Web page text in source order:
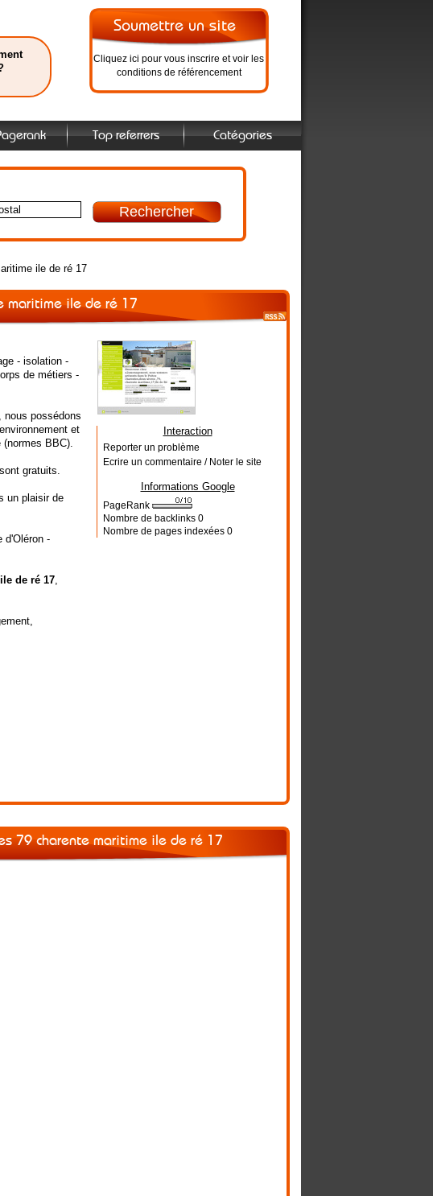
Cliquez ici pour vous inscrire et voir les
conditions de référencement
Top referrers Catégories
ile de ré 17
maritime ile de ré 17
- isolation -
de métiers -
nous possédons
et
BBC).
gratuits.
un plaisir de
d'Oléron -
de ré 17,
,
Interaction
Reporter un problème
Ecrire un commentaire / Noter le site
Informations Google
PageRank
Nombre de backlinks 0
Nombre de pages indexées 0
79 charente maritime ile de ré 17